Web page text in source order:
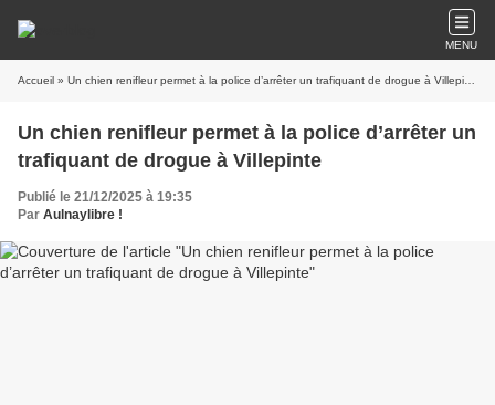
MENU
Accueil » Un chien renifleur permet à la police d’arrêter un trafiquant de drogue à Villepinte
Un chien renifleur permet à la police d’arrêter un
trafiquant de drogue à Villepinte
Publié le 21/12/2025 à 19:35
Par Aulnaylibre !